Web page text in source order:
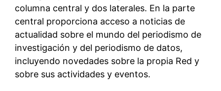
columna central y dos laterales. En la parte
central proporciona acceso a noticias de
actualidad sobre el mundo del periodismo de
investigación y del periodismo de datos,
incluyendo novedades sobre la propia Red y
sobre sus actividades y eventos.